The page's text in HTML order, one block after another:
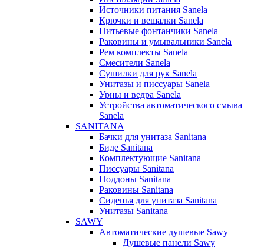
Источники питания Sanela
Крючки и вешалки Sanela
Питьевые фонтанчики Sanela
Раковины и умывальники Sanela
Рем комплекты Sanela
Смесители Sanela
Сушилки для рук Sanela
Унитазы и писсуары Sanela
Урны и ведра Sanela
Устройства автоматического смыва
Sanela
SANITANA
Бачки для унитаза Sanitana
Биде Sanitana
Комплектующие Sanitana
Писсуары Sanitana
Поддоны Sanitana
Раковины Sanitana
Сиденья для унитаза Sanitana
Унитазы Sanitana
SAWY
Автоматические душевые Sawy
Душевые панели Sawy